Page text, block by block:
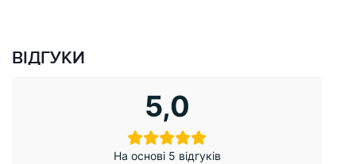
ВІДГУКИ
5,0
На основі 5 відгуків